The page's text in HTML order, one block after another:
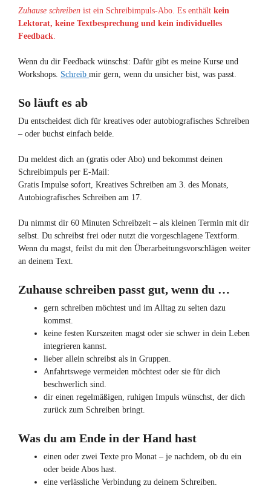
Zuhause schreiben ist ein Schreibimpuls-Abo. Es enthält kein
Lektorat, keine Textbesprechung und kein individuelles
Feedback.
Wenn du dir Feedback wünschst: Dafür gibt es meine Kurse und
Workshops. Schreib mir gern, wenn du unsicher bist, was passt.
So läuft es ab
Du entscheidest dich für kreatives oder autobiografisches Schreiben
– oder buchst einfach beide.
Du meldest dich an (gratis oder Abo) und bekommst deinen
Schreibimpuls per E-Mail:
Gratis Impulse sofort, Kreatives Schreiben am 3. des Monats,
Autobiografisches Schreiben am 17.
Du nimmst dir 60 Minuten Schreibzeit – als kleinen Termin mit dir
selbst. Du schreibst frei oder nutzt die vorgeschlagene Textform.
Wenn du magst, feilst du mit den Überarbeitungsvorschlägen weiter
an deinem Text.
Zuhause schreiben passt gut, wenn du …
gern schreiben möchtest und im Alltag zu selten dazu
kommst.
keine festen Kurszeiten magst oder sie schwer in dein Leben
integrieren kannst.
lieber allein schreibst als in Gruppen.
Anfahrtswege vermeiden möchtest oder sie für dich
beschwerlich sind.
dir einen regelmäßigen, ruhigen Impuls wünschst, der dich
zurück zum Schreiben bringt.
Was du am Ende in der Hand hast
einen oder zwei Texte pro Monat – je nachdem, ob du ein
oder beide Abos hast.
eine verlässliche Verbindung zu deinem Schreiben.